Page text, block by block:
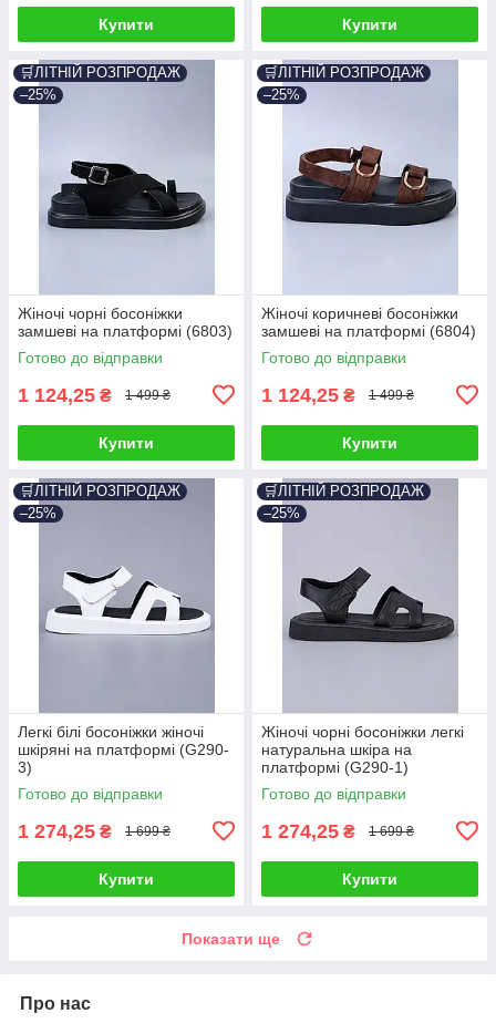
Купити Купити
🛒ЛІТНІЙ РОЗПРОДАЖ
–25%
Жіночі чорні босоніжки
замшеві на платформі (6803)
Готово до відправки
1 124,25 ₴ 1 499 ₴
Купити
🛒ЛІТНІЙ РОЗПРОДАЖ
–25%
Жіночі коричневі босоніжки
замшеві на платформі (6804)
Готово до відправки
1 124,25 ₴ 1 499 ₴
Купити
🛒ЛІТНІЙ РОЗПРОДАЖ
–25%
Легкі білі босоніжки жіночі
шкіряні на платформі (G290-
3)
Готово до відправки
1 274,25 ₴ 1 699 ₴
Купити
🛒ЛІТНІЙ РОЗПРОДАЖ
–25%
Жіночі чорні босоніжки легкі
натуральна шкіра на
платформі (G290-1)
Готово до відправки
1 274,25 ₴ 1 699 ₴
Купити
Показати ще
Про нас